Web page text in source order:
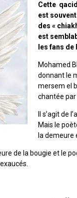
Cette
est
des «
est
les fans de
Mohamed
donnant le
mersem el
chantée par
Il s’agit de
Mais le
la demeure
de la bougie et le